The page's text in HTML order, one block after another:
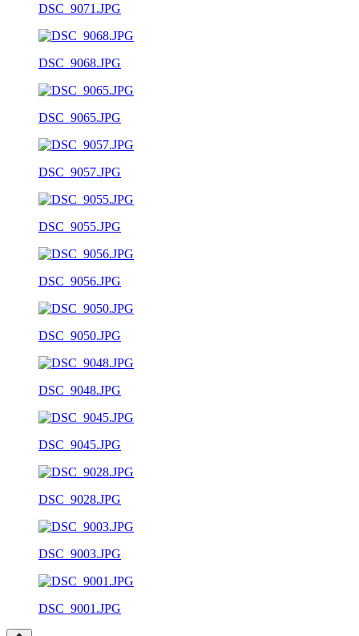
DSC_9071.JPG
DSC_9068.JPG
DSC_9065.JPG
DSC_9057.JPG
DSC_9055.JPG
DSC_9056.JPG
DSC_9050.JPG
DSC_9048.JPG
DSC_9045.JPG
DSC_9028.JPG
DSC_9003.JPG
DSC_9001.JPG